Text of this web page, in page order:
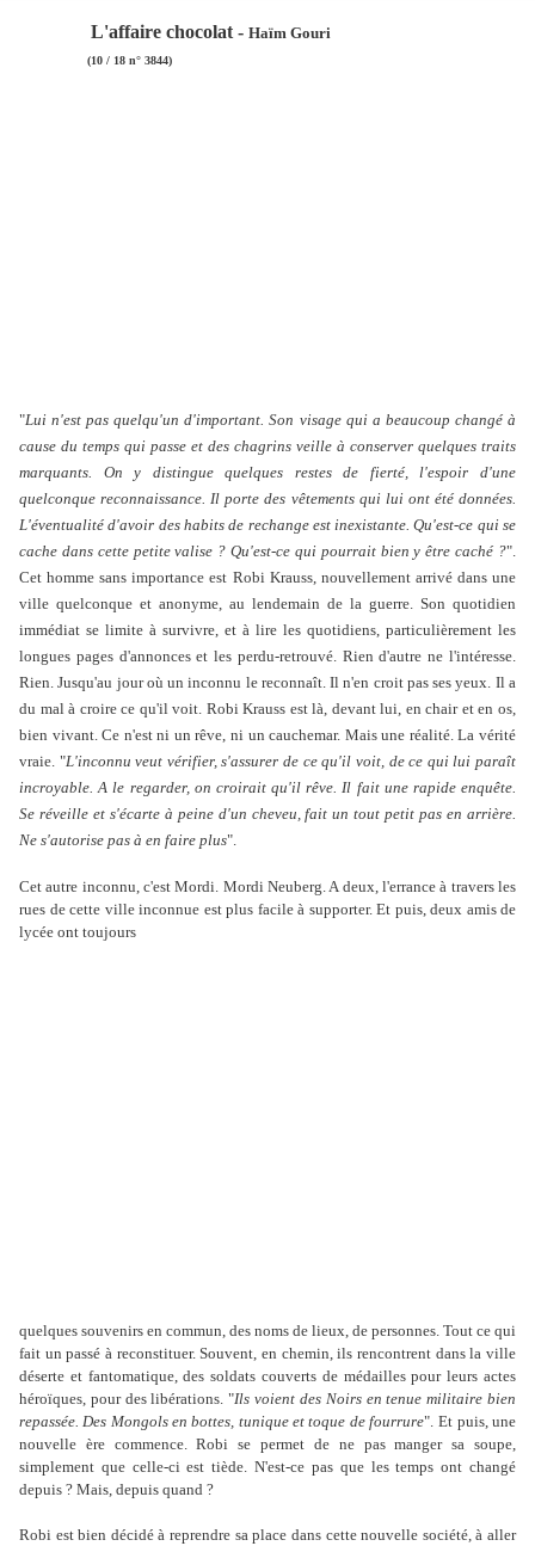
L'affaire chocolat - Haïm Gouri
(10 / 18 n° 3844)
"Lui n'est pas quelqu'un d'important. Son visage qui a beaucoup changé à
cause du temps qui passe et des chagrins veille à conserver quelques traits
marquants. On y distingue quelques restes de fierté, l'espoir d'une
quelconque reconnaissance. Il porte des vêtements qui lui ont été données.
L'éventualité d'avoir des habits de rechange est inexistante. Qu'est-ce qui se
cache dans cette petite valise ? Qu'est-ce qui pourrait bien y être caché ?".
Cet homme sans importance est Robi Krauss, nouvellement arrivé dans une
ville quelconque et anonyme, au lendemain de la guerre. Son quotidien
immédiat se limite à survivre, et à lire les quotidiens, particulièrement les
longues pages d'annonces et les perdu-retrouvé. Rien d'autre ne l'intéresse.
Rien. Jusqu'au jour où un inconnu le reconnaît. Il n'en croit pas ses yeux. Il a
du mal à croire ce qu'il voit. Robi Krauss est là, devant lui, en chair et en os,
bien vivant. Ce n'est ni un rêve, ni un cauchemar. Mais une réalité. La vérité
vraie. "L'inconnu veut vérifier, s'assurer de ce qu'il voit, de ce qui lui paraît
incroyable. A le regarder, on croirait qu'il rêve. Il fait une rapide enquête.
Se réveille et s'écarte à peine d'un cheveu, fait un tout petit pas en arrière.
Ne s'autorise pas à en faire plus".
Cet autre inconnu, c'est Mordi. Mordi Neuberg. A deux, l'errance à travers les
rues de cette ville inconnue est plus facile à supporter. Et puis, deux amis de
lycée ont toujours
quelques souvenirs en commun, des noms de lieux, de personnes. Tout ce qui
fait un passé à reconstituer. Souvent, en chemin, ils rencontrent dans la ville
déserte et fantomatique, des soldats couverts de médailles pour leurs actes
héroïques, pour des libérations. "Ils voient des Noirs en tenue militaire bien
repassée. Des Mongols en bottes, tunique et toque de fourrure". Et puis, une
nouvelle ère commence. Robi se permet de ne pas manger sa soupe,
simplement que celle-ci est tiède. N'est-ce pas que les temps ont changé
depuis ? Mais, depuis quand ?
Robi est bien décidé à reprendre sa place dans cette nouvelle société, à aller